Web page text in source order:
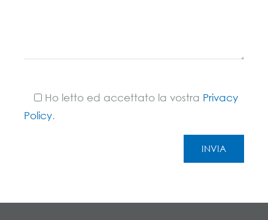
Ho letto ed accettato la vostra Privacy
Policy.